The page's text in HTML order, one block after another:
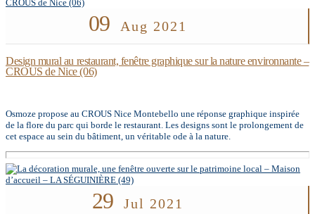
09 Aug 2021
Design mural au restaurant, fenêtre graphique sur la nature environnante –
CROUS de Nice (06)
Osmoze propose au CROUS Nice Montebello une réponse graphique inspirée
de la flore du parc qui borde le restaurant. Les designs sont le prolongement de
cet espace au sein du bâtiment, un véritable ode à la nature.
29 Jul 2021